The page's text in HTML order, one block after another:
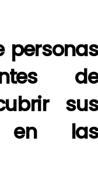
personas
de
sus
en las